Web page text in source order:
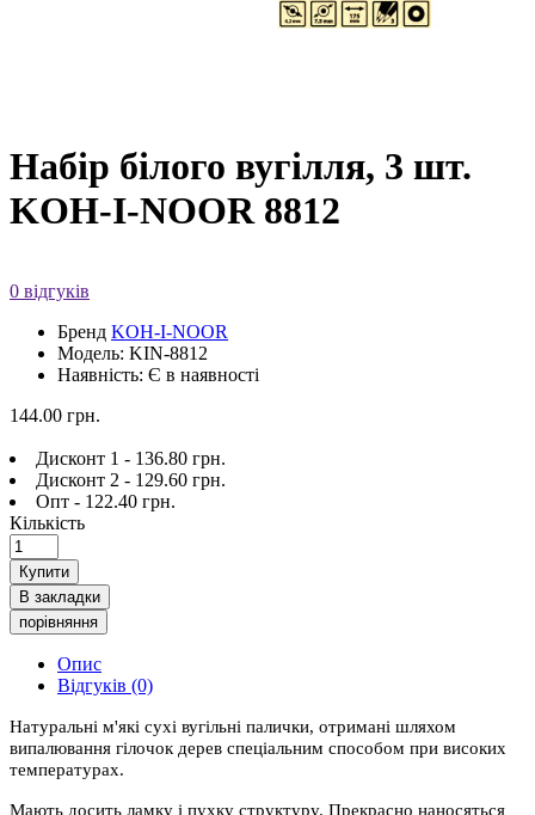
Набір білого вугілля, 3 шт.
KOH-I-NOOR 8812
0 відгуків
Бренд KOH-I-NOOR
Модель: KIN-8812
Наявність: Є в наявності
144.00 грн.
Дисконт 1 - 136.80 грн.
Дисконт 2 - 129.60 грн.
Опт - 122.40 грн.
Кількість
Купити
В закладки
порівняння
Опис
Відгуків (0)
Натуральні м'які сухі вугільні палички, отримані шляхом
випалювання гілочок дерев спеціальним способом при високих
температурах.
Мають досить ламку і пухку структуру. Прекрасно наносяться